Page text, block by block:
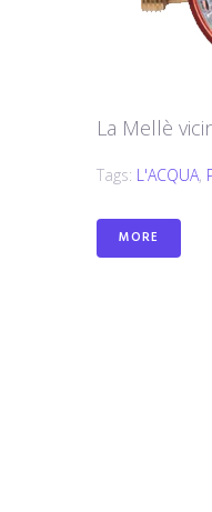
La Mellè
Tags: L'ACQUA,
MORE